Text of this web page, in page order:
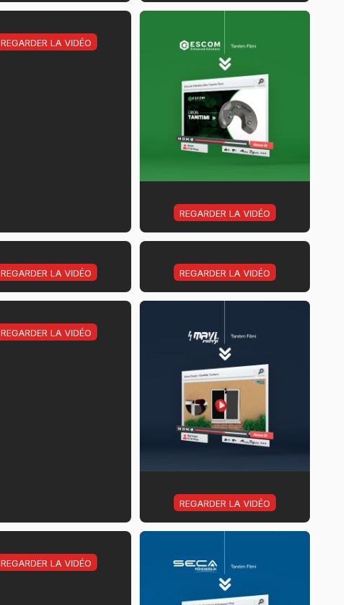
REGARDER LA VIDÉO
REGARDER LA VIDÉO
REGARDER LA VIDÉO REGARDER LA VIDÉO
REGARDER LA VIDÉO
REGARDER LA VIDÉO
REGARDER LA VIDÉO